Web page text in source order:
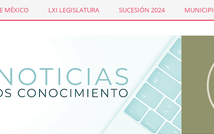
MÉXICO LXI LEGISLATURA SUCESIÓN 2024